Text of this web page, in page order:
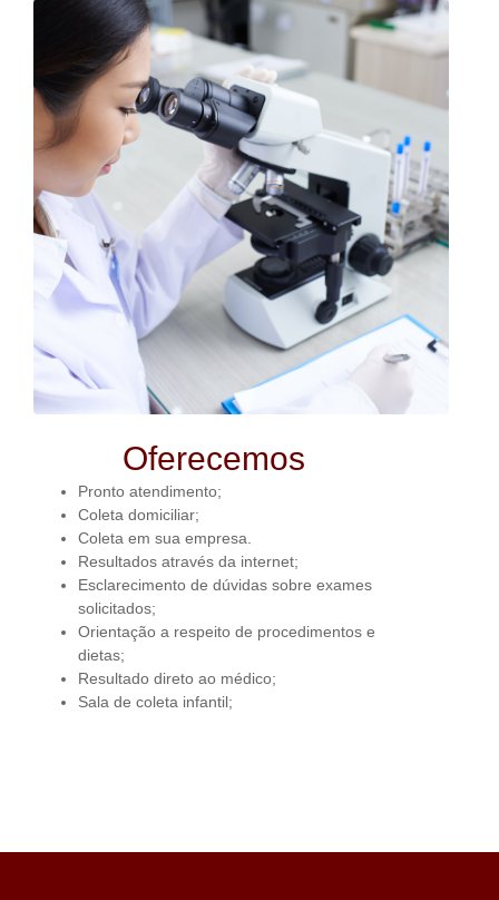
Oferecemos
Pronto atendimento;
Coleta domiciliar;
Coleta em sua empresa.
Resultados através da internet;
Esclarecimento de dúvidas sobre exames
solicitados;
Orientação a respeito de procedimentos e
dietas;
Resultado direto ao médico;
Sala de coleta infantil;